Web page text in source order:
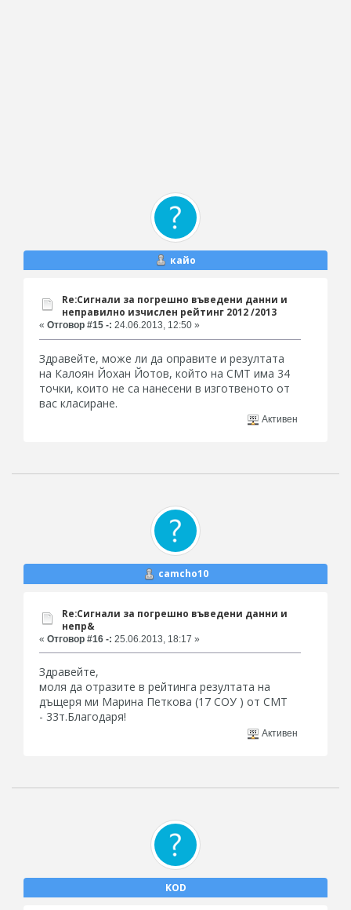
кайо
Re:Сигнали за погрешно въведени данни и
неправилно изчислен рейтинг 2012 /2013
« Отговор #15 -: 24.06.2013, 12:50 »
Здравейте, може ли да оправите и резултата
на Калоян Йохан Йотов, който на СМТ има 34
точки, които не са нанесени в изготвеното от
вас класиране.
Активен
camcho10
Re:Сигнали за погрешно въведени данни и
непр&
« Отговор #16 -: 25.06.2013, 18:17 »
Здравейте,
моля да отразите в рейтинга резултата на
дъщеря ми Марина Петкова (17 СОУ ) от СМТ
- 33т.Благодаря!
Активен
KOD